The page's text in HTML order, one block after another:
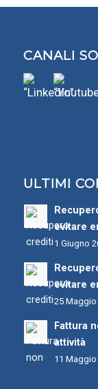
CANALI
ULTIMI
evitare
1 Giugno
evitare
25 Maggio
Fattura
attività
11 Maggio